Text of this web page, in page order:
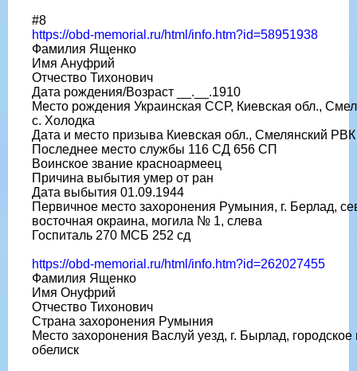
#8
https://obd-memorial.ru/html/info.htm?id=58951938
Фамилия Ященко
Имя Ануфрий
Отчество Тихонович
Дата рождения/Возраст __.__.1910
Место рождения Украинская ССР, Киевская обл.,
с. Холодка
Дата и место призыва Киевская обл., Смелянский РВК
Последнее место службы 116 СД 656 СП
Воинское звание красноармеец
Причина выбытия умер от ран
Дата выбытия 01.09.1944
Первичное место захоронения Румыния, г. Берлад,
восточная окраина, могила № 1, слева
Госпиталь 270 МСБ 252 сд
https://obd-memorial.ru/html/info.htm?id=262027455
Фамилия Ященко
Имя Онуфрий
Отчество Тихонович
Страна захоронения Румыния
Место захоронения Васлуй уезд, г. Бырлад,
обелиск